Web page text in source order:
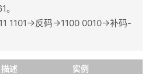
。
1101->反码->1100 0010->补码-
描述
实例